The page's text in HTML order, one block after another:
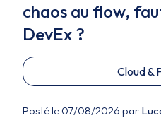
chaos au flow,
DevEx ?
Cloud &
Posté le 07/08/2026 par